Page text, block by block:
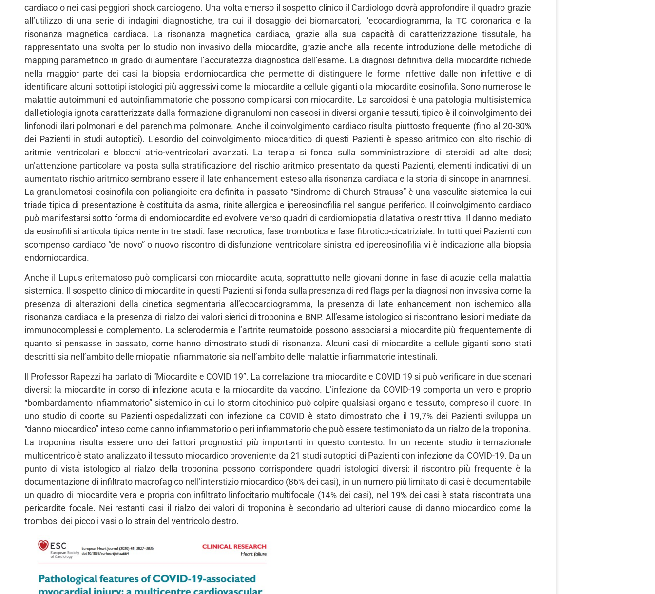
cardiaco o nei casi peggiori shock cardiogeno. Una volta emerso il sospetto clinico il Cardiologo dovrà approfondire il quadro grazie
all’utilizzo di una serie di indagini diagnostiche, tra cui il dosaggio dei biomarcatori, l’ecocardiogramma, la TC coronarica e la
risonanza magnetica cardiaca. La risonanza magnetica cardiaca, grazie alla sua capacità di caratterizzazione tissutale, ha
rappresentato una svolta per lo studio non invasivo della miocardite, grazie anche alla recente introduzione delle metodiche di
mapping parametrico in grado di aumentare l’accuratezza diagnostica dell’esame. La diagnosi definitiva della miocardite richiede
nella maggior parte dei casi la biopsia endomiocardica che permette di distinguere le forme infettive dalle non infettive e di
identificare alcuni sottotipi istologici più aggressivi come la miocardite a cellule giganti o la miocardite eosinofila. Sono numerose le
malattie autoimmuni ed autoinfiammatorie che possono complicarsi con miocardite. La sarcoidosi è una patologia multisistemica
dall’etiologia ignota caratterizzata dalla formazione di granulomi non caseosi in diversi organi e tessuti, tipico è il coinvolgimento dei
linfonodi ilari polmonari e del parenchima polmonare. Anche il coinvolgimento cardiaco risulta piuttosto frequente (fino al 20-30%
dei Pazienti in studi autoptici). L’esordio del coinvolgimento miocarditico di questi Pazienti è spesso aritmico con alto rischio di
aritmie ventricolari e blocchi atrio-ventricolari avanzati. La terapia si fonda sulla somministrazione di steroidi ad alte dosi;
un’attenzione particolare va posta sulla stratificazione del rischio aritmico presentato da questi Pazienti, elementi indicativi di un
aumentato rischio aritmico sembrano essere il late enhancement esteso alla risonanza cardiaca e la storia di sincope in anamnesi.
La granulomatosi eosinofila con poliangioite era definita in passato “Sindrome di Church Strauss” è una vasculite sistemica la cui
triade tipica di presentazione è costituita da asma, rinite allergica e ipereosinofilia nel sangue periferico. Il coinvolgimento cardiaco
può manifestarsi sotto forma di endomiocardite ed evolvere verso quadri di cardiomiopatia dilatativa o restrittiva. Il danno mediato
da eosinofili si articola tipicamente in tre stadi: fase necrotica, fase trombotica e fase fibrotico-cicatriziale. In tutti quei Pazienti con
scompenso cardiaco “de novo” o nuovo riscontro di disfunzione ventricolare sinistra ed ipereosinofilia vi è indicazione alla biopsia
endomiocardica.
Anche il Lupus eritematoso può complicarsi con miocardite acuta, soprattutto nelle giovani donne in fase di acuzie della malattia
sistemica. Il sospetto clinico di miocardite in questi Pazienti si fonda sulla presenza di red flags per la diagnosi non invasiva come la
presenza di alterazioni della cinetica segmentaria all’ecocardiogramma, la presenza di late enhancement non ischemico alla
risonanza cardiaca e la presenza di rialzo dei valori sierici di troponina e BNP. All’esame istologico si riscontrano lesioni mediate da
immunocomplessi e complemento. La sclerodermia e l’artrite reumatoide possono associarsi a miocardite più frequentemente di
quanto si pensasse in passato, come hanno dimostrato studi di risonanza. Alcuni casi di miocardite a cellule giganti sono stati
descritti sia nell’ambito delle miopatie infiammatorie sia nell’ambito delle malattie infiammatorie intestinali.
Il Professor Rapezzi ha parlato di “Miocardite e COVID 19”. La correlazione tra miocardite e COVID 19 si può verificare in due scenari
diversi: la miocardite in corso di infezione acuta e la miocardite da vaccino. L’infezione da COVID-19 comporta un vero e proprio
“bombardamento infiammatorio” sistemico in cui lo storm citochinico può colpire qualsiasi organo e tessuto, compreso il cuore. In
uno studio di coorte su Pazienti ospedalizzati con infezione da COVID è stato dimostrato che il 19,7% dei Pazienti sviluppa un
“danno miocardico” inteso come danno infiammatorio o peri infiammatorio che può essere testimoniato da un rialzo della troponina.
La troponina risulta essere uno dei fattori prognostici più importanti in questo contesto. In un recente studio internazionale
multicentrico è stato analizzato il tessuto miocardico proveniente da 21 studi autoptici di Pazienti con infezione da COVID-19. Da un
punto di vista istologico al rialzo della troponina possono corrispondere quadri istologici diversi: il riscontro più frequente è la
documentazione di infiltrato macrofagico nell’interstizio miocardico (86% dei casi), in un numero più limitato di casi è documentabile
un quadro di miocardite vera e propria con infiltrato linfocitario multifocale (14% dei casi), nel 19% dei casi è stata riscontrata una
pericardite focale. Nei restanti casi il rialzo dei valori di troponina è secondario ad ulteriori cause di danno miocardico come la
trombosi dei piccoli vasi o lo strain del ventricolo destro.